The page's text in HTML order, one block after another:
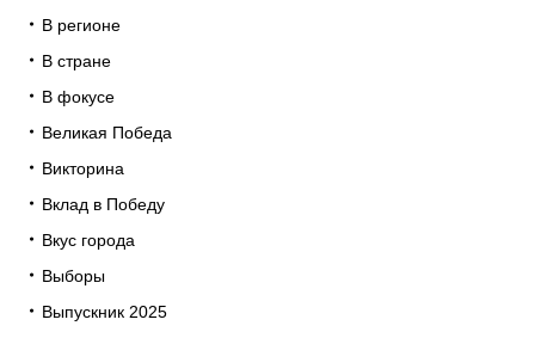
В регионе
В стране
В фокусе
Великая Победа
Викторина
Вклад в Победу
Вкус города
Выборы
Выпускник 2025